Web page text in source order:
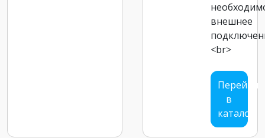
внешнее
<br>
Перейти
в
каталог